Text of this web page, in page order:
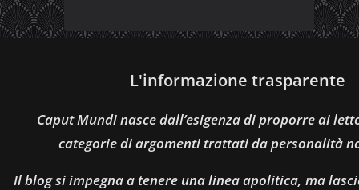
L'informazione trasparente
Caput Mundi nasce dall’esigenza di proporre ai
categorie di argomenti trattati da personalità
Il blog si impegna a tenere una linea apolitica, ma